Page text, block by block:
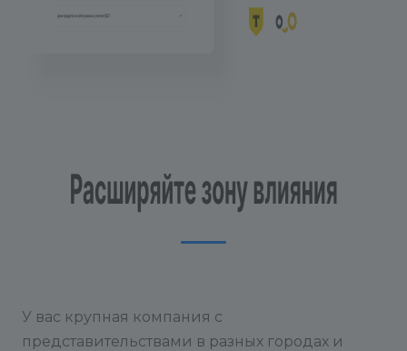
У вас крупная компания с
представительствами в разных городах и